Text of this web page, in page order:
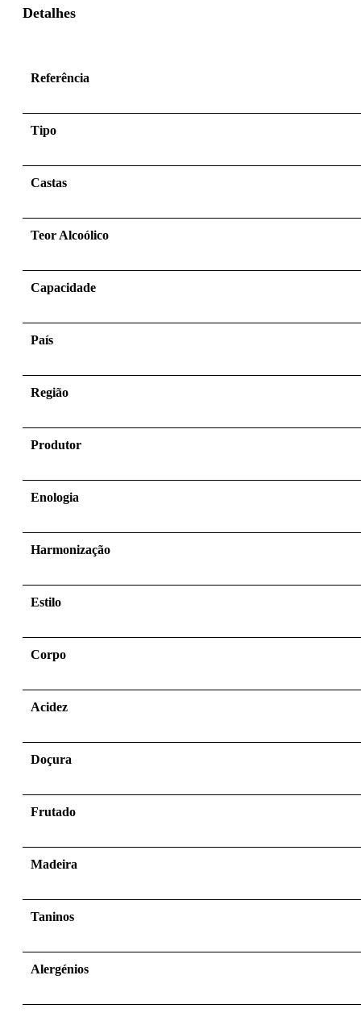
Detalhes
Referência
Tipo
Castas
Teor Alcoólico
Capacidade
País
Região
Produtor
Enologia
Harmonização
Estilo
Corpo
Acidez
Doçura
Frutado
Madeira
Taninos
Alergénios